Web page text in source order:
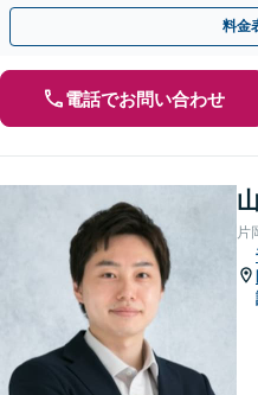
人の特定ができる場合もあり。
料金
電話でお問い合わせ
片